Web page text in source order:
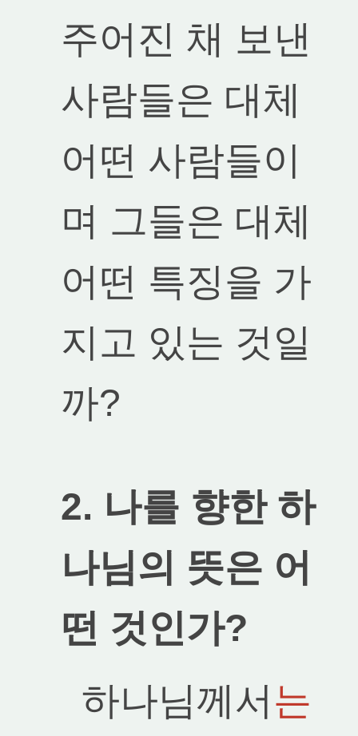
주어진 채 보낸
사람들은 대체
어떤 사람들이
며 그들은 대체
어떤 특징을 가
지고 있는 것일
까?
2. 나를 향한 하
나님의 뜻은 어
떤 것인가?
하나님께서는